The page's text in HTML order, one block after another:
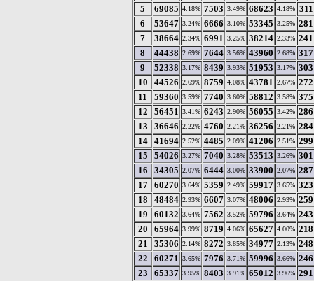
5
69085 4.18% 7503 3.49% 68623 4.18% 311
6
53647 3.24% 6666 3.10% 53345 3.25% 281
7
38664 2.34% 6991 3.25% 38214 2.33% 241
8
44438 2.69% 7644 3.56% 43960 2.68% 317
9
52338 3.17% 8439 3.93% 51953 3.17% 303
10
44526 2.69% 8759 4.08% 43781 2.67% 272
11
59360 3.59% 7740 3.60% 58812 3.58% 375
12
56451 3.41% 6243 2.90% 56055 3.42% 286
13
36646 2.22% 4760 2.21% 36256 2.21% 284
14
41694 2.52% 4485 2.09% 41206 2.51% 299
15
54026 3.27% 7040 3.28% 53513 3.26% 301
16
34305 2.07% 6444 3.00% 33900 2.07% 287
17
60270 3.64% 5359 2.49% 59917 3.65% 323
18
48484 2.93% 6607 3.07% 48006 2.93% 259
19
60132 3.64% 7562 3.52% 59796 3.64% 243
20
65964 3.99% 8719 4.06% 65627 4.00% 218
21
35306 2.14% 8272 3.85% 34977 2.13% 248
22
60271 3.65% 7976 3.71% 59996 3.66% 246
23
65337 3.95% 8403 3.91% 65012 3.96% 291